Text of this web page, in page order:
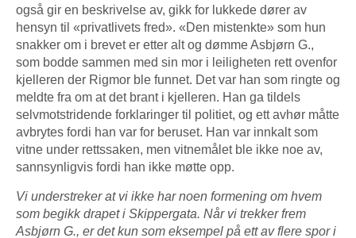
også gir en beskrivelse av, gikk for lukkede dører av
hensyn til «privatlivets fred». «Den mistenkte» som hun
snakker om i brevet er etter alt og dømme Asbjørn G.,
som bodde sammen med sin mor i leiligheten rett ovenfor
kjelleren der Rigmor ble funnet. Det var han som ringte og
meldte fra om at det brant i kjelleren. Han ga tildels
selvmotstridende forklaringer til politiet, og ett avhør måtte
avbrytes fordi han var for beruset. Han var innkalt som
vitne under rettssaken, men vitnemålet ble ikke noe av,
sannsynligvis fordi han ikke møtte opp.
Vi understreker at vi ikke har noen formening om hvem
som begikk drapet i Skippergata. Når vi trekker frem
Asbjørn G., er det kun som eksempel på ett av flere spor i